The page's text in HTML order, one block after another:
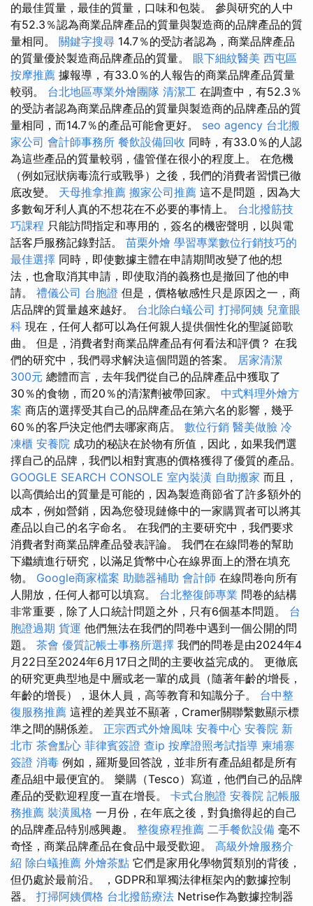
的最佳質量，最佳的質量，口味和包裝。 參與研究的人中
有52.3％認為商業品牌產品的質量與製造商的品牌產品的質
量相同。 關鍵字搜尋 14.7％的受訪者認為，商業品牌產品
的質量優於製造商品牌產品的質量。 眼下細紋醫美 西屯區
按摩推薦 據報導，有33.0％的人報告的商業品牌產品質量
較弱。 台北地區專業外燴團隊 清潔工 在調查中，有52.3％
的受訪者認為商業品牌產品的質量與製造商的品牌產品的質
量相同，而14.7％的產品可能會更好。 seo agency 台北搬
家公司 會計師事務所 餐飲設備回收 同時，有33.0％的人認
為這些產品的質量較弱，儘管僅在很小的程度上。 在危機
（例如冠狀病毒流行或戰爭）之後，我們的消費者習慣已徹
底改變。 天母推拿推薦 搬家公司推薦 這不是問題，因為大
多數匈牙利人真的不想花在不必要的事情上。 台北撥筋技
巧課程 只能訪問指定和專用的，簽名的機密聲明，以與電
話客戶服務記錄對話。 苗栗外燴 學習專業數位行銷技巧的
最佳選擇 同時，即使數據主體在申請期間改變了他的想
法，也會取消其申請，即使取消的義務也是撤回了他的申
請。 禮儀公司 台胞證 但是，價格敏感性只是原因之一，商
店品牌的質量越來越好。 台北除白蟻公司 打掃阿姨 兒童眼
科 現在，任何人都可以為任何親人提供個性化的聖誕節歌
曲。 但是，消費者對商業品牌產品有何看法和評價？ 在我
們的研究中，我們尋求解決這個問題的答案。 居家清潔
300元 總體而言，去年我們從自己的品牌產品中獲取了
30％的食物，而20％的清潔劑被帶回家。 中式料理外燴方
案 商店的選擇受其自己的品牌產品在第六名的影響，幾乎
60％的客戶決定他們去哪家商店。 數位行銷 醫美做臉 冷
凍櫃 安養院 成功的秘訣在於物有所值，因此，如果我們選
擇自己的品牌，我們以相對實惠的價格獲得了優質的產品。
GOOGLE SEARCH CONSOLE 室內裝潢 自助搬家 而且，
以高價給出的質量是可能的，因為製造商節省了許多額外的
成本，例如營銷，因為您發現鏈條中的一家購買者可以將其
產品以自己的名字命名。 在我們的主要研究中，我們要求
消費者對商業品牌產品發表評論。 我們在在線問卷的幫助
下繼續進行研究，以滿足貨幣中心在線界面上的潛在填充
物。 Google商家檔案 助聽器補助 會計師 在線問卷向所有
人開放，任何人都可以填寫。 台北整復師專業 問卷的結構
非常重要，除了人口統計問題之外，只有6個基本問題。 台
胞證過期 貨運 他們無法在我們的問卷中遇到一個公開的問
題。 茶會 優質記帳士事務所選擇 我們的問卷是由2024年4
月22日至2024年6月17日之間的主要收益完成的。 更徹底
的研究更典型地是中層或老一輩的成員（隨著年齡的增長，
年齡的增長），退休人員，高等教育和知識分子。 台中整
復服務推薦 這裡的差異並不顯著，Cramer關聯繫數顯示標
準之間的關係差。 正宗西式外燴風味 安養中心 安養院 新
北市 茶會點心 菲律賓簽證 查ip 按摩證照考試指導 柬埔寨
簽證 消毒 例如，羅斯曼回答說，並非所有產品組都是所有
產品組中最便宜的。 樂購（Tesco）寫道，他們自己的品牌
產品的受歡迎程度一直在增長。 卡式台胞證 安養院 記帳服
務推薦 裝潢風格 一月份，在年底之後，對負擔得起的自己
的品牌產品特別感興趣。 整復療程推薦 二手餐飲設備 毫不
奇怪，商業品牌產品在食品中最受歡迎。 高級外燴服務介
紹 除白蟻推薦 外燴茶點 它們是家用化學物質類別的背後，
但仍處於最前沿。 ，GDPR和單獨法律框架內的數據控制
器。 打掃阿姨價格 台北撥筋療法 Netrise作為數據控制器